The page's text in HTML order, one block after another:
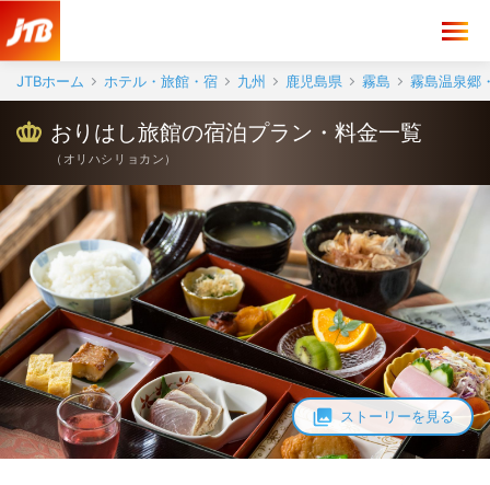
JTBホーム ホテル・旅館・宿 九州 鹿児島県 霧島 霧島温泉郷
ストーリーを見る
おりはし旅館の宿泊プラン・料金一覧
（ オリハシリョカン ）